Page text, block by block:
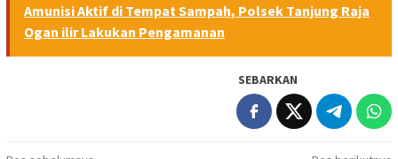
Amunisi Aktif di Tempat Sampah, Polsek Tanjung Raja
Ogan ilir Lakukan Pengamanan
SEBARKAN